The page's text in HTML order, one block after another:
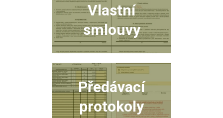
Vlastní
smlouvy
Předávací
protokoly